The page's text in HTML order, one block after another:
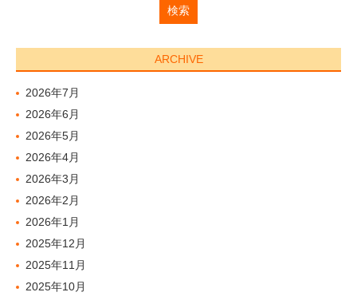
ARCHIVE
2026年7月
2026年6月
2026年5月
2026年4月
2026年3月
2026年2月
2026年1月
2025年12月
2025年11月
2025年10月